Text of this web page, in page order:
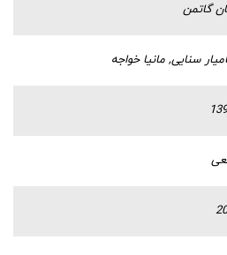
گاتمن
سنایی, مانیا خواجه